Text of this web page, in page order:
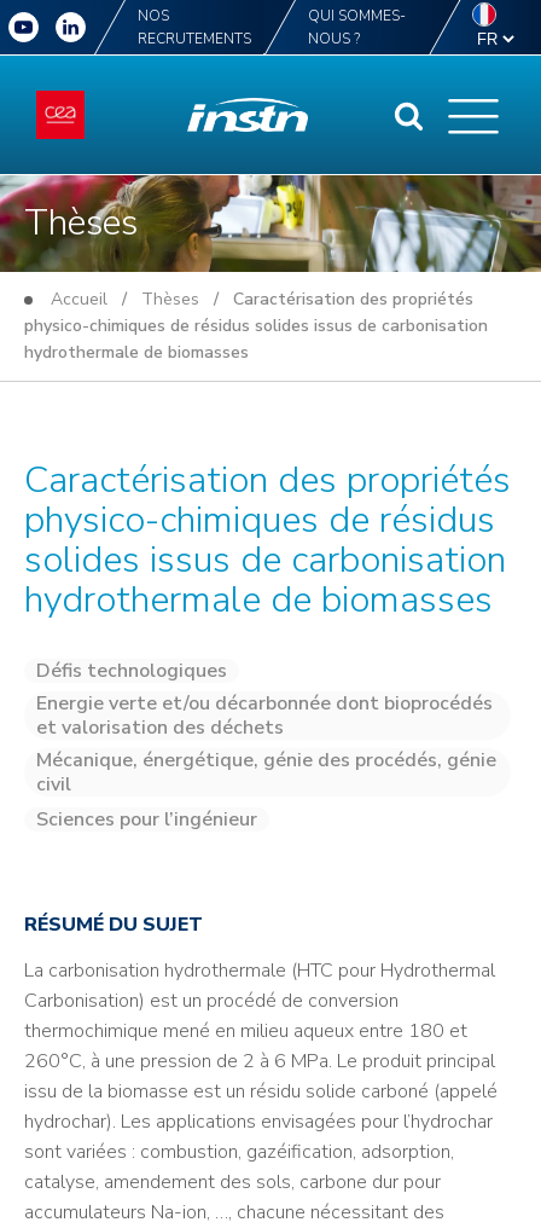
NOS
RECRUTEMENTS
QUI SOMMES-
NOUS ?
Thèses
Accueil / Thèses / Caractérisation des propriétés
physico-chimiques de résidus solides issus de carbonisation
hydrothermale de biomasses
Caractérisation des propriétés
physico-chimiques de résidus
solides issus de carbonisation
hydrothermale de biomasses
Défis technologiques
Energie verte et/ou décarbonnée dont bioprocédés
et valorisation des déchets
Mécanique, énergétique, génie des procédés, génie
civil
Sciences pour l’ingénieur
RÉSUMÉ DU SUJET
La carbonisation hydrothermale (HTC pour Hydrothermal
Carbonisation) est un procédé de conversion
thermochimique mené en milieu aqueux entre 180 et
260°C, à une pression de 2 à 6 MPa. Le produit principal
issu de la biomasse est un résidu solide carboné (appelé
hydrochar). Les applications envisagées pour l’hydrochar
sont variées : combustion, gazéification, adsorption,
catalyse, amendement des sols, carbone dur pour
accumulateurs Na-ion, …, chacune nécessitant des